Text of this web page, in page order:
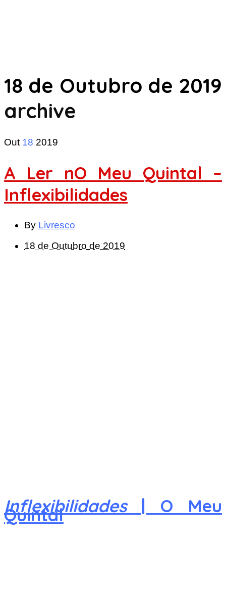
18 de Outubro de 2019
archive
Out 18 2019
A Ler nO Meu Quintal –
Inflexibilidades
By Livresco
18 de Outubro de 2019
Inflexibilidades| O Meu
Quintal